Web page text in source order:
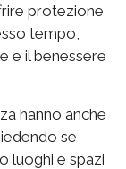
protezione
tempo,
e il benessere
hanno anche
se
luoghi e spazi